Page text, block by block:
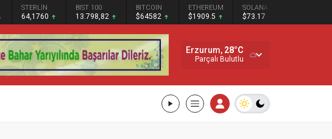
STERLİN
64,1760
BIST 100
13.798,82
BITCOIN
$64582
ETHEREUM
$1909.5
SOLANA
$73.17
Erzurum, 28°C
Parçalı Bulutlu